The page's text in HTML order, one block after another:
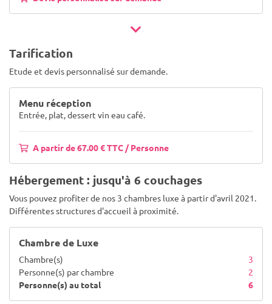
Tarification
Etude et devis personnalisé sur demande.
Menu réception
Entrée, plat, dessert vin eau café.
A partir de 67.00 € TTC / Personne
Hébergement : jusqu'à 6 couchages
Vous pouvez profiter de nos 3 chambres luxe à partir d'avril 2021.
Différentes structures d'accueil à proximité.
Chambre de Luxe
Chambre(s)
3
Personne(s) par chambre
2
Personne(s) au total
6